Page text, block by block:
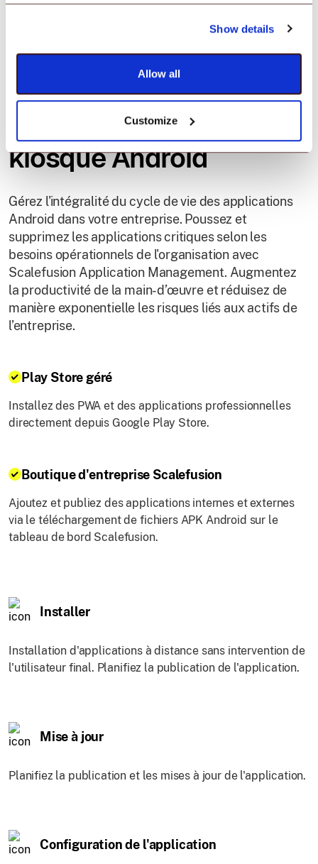
Show details
Allow all
Customize
professionnelles
fournies avec votre
application en mode
kiosque Android
Gérez l'intégralité du cycle de vie des applications
Android dans votre entreprise. Poussez et
supprimez les applications critiques selon les
besoins opérationnels de l'organisation avec
Scalefusion Application Management. Augmentez
la productivité de la main-d’œuvre et réduisez de
manière exponentielle les risques liés aux actifs de
l’entreprise.
Play Store géré
Installez des PWA et des applications professionnelles
directement depuis Google Play Store.
Boutique d'entreprise Scalefusion
Ajoutez et publiez des applications internes et externes
via le téléchargement de fichiers APK Android sur le
tableau de bord Scalefusion.
Installer
Installation d'applications à distance sans intervention de
l'utilisateur final. Planifiez la publication de l'application.
Mise à jour
Planifiez la publication et les mises à jour de l'application.
Configuration de l'application